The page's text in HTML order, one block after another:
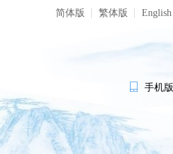
简体版 繁体版 English
手机版